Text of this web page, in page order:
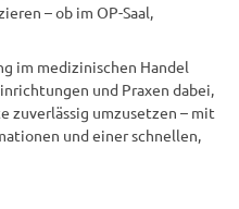
– ob im OP-Saal,
im medizinischen Handel
und Praxen dabei,
zuverlässig umzusetzen – mit
und einer schnellen,